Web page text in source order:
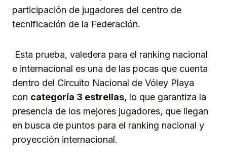
participación de jugadores del centro de
tecnificación de la Federación.
Esta prueba, valedera para el ranking nacional
e internacional es una de las pocas que cuenta
dentro del Circuito Nacional de Vóley Playa
con categoría 3 estrellas, lo que garantiza la
presencia de los mejores jugadores, que llegan
en busca de puntos para el ranking nacional y
proyección internacional.